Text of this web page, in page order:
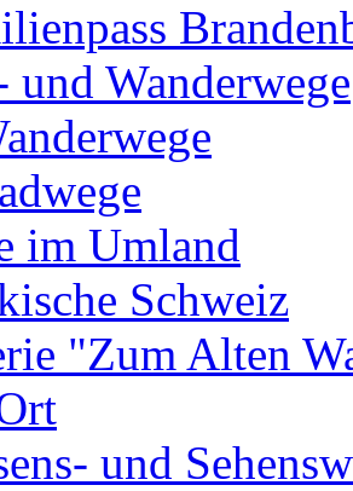
und Wanderwege
im Umland
Schweiz
"Zum Alten
und